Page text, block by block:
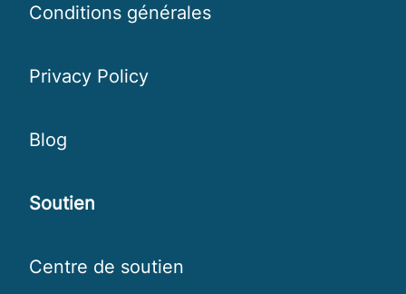
Conditions générales
Privacy Policy
Blog
Soutien
Centre de soutien